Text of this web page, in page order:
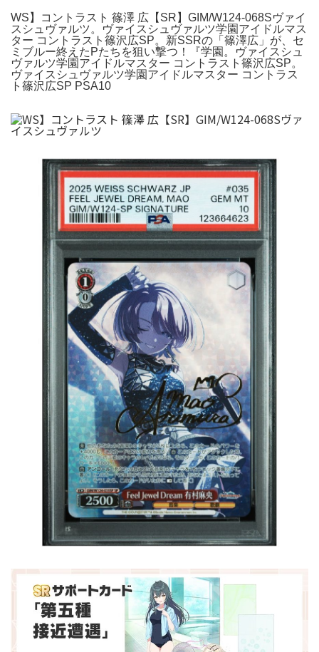
WS】コントラスト 篠澤 広【SR】GIM/W124-068Sヴァイ
スシュヴァルツ。ヴァイスシュヴァルツ学園アイドルマス
ター コントラスト篠沢広SP。新SSRの「篠澤広」が、セ
ミブルー終えたPたちを狙い撃つ！『学園。ヴァイスシュ
ヴァルツ学園アイドルマスター コントラスト篠沢広SP。
ヴァイスシュヴァルツ学園アイドルマスター コントラス
ト篠沢広SP PSA10